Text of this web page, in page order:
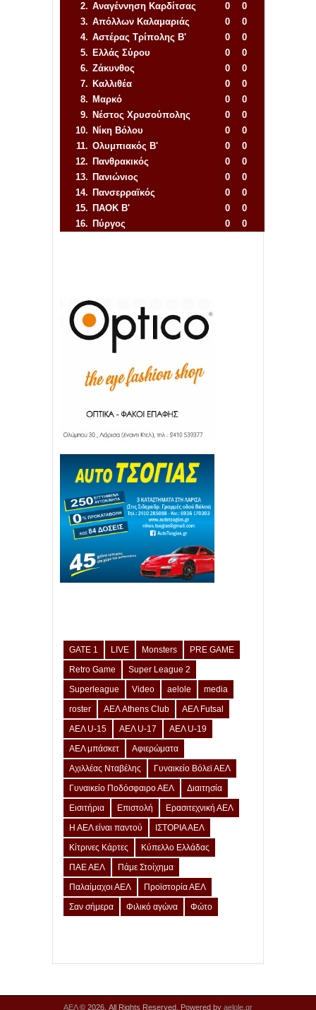
2. Αναγέννηση Καρδίτσας 0
0
3. Απόλλων Καλαμαριάς 0
0
4. Αστέρας Τρίπολης Β' 0
0
5. Ελλάς Σύρου 0
0
6. Ζάκυνθος 0
0
7. Καλλιθέα 0
0
8. Μαρκό 0
0
9. Νέστος Χρυσούπολης 0
0
10. Νίκη Βόλου 0
0
11. Ολυμπιακός Β' 0
0
12. Πανθρακικός 0
0
13. Πανιώνιος 0
0
14. Πανσερραϊκός 0
0
15. ΠΑΟΚ Β' 0
0
16. Πύργος 0
0
GATE 1 LIVE Monsters
PRE GAME
Retro Game
Super League 2
Superleague
Video aelole
media
roster
ΑΕΛ Athens Club
ΑΕΛ Futsal
ΑΕΛ U-15
ΑΕΛ U-17
ΑΕΛ U-19
ΑΕΛ μπάσκετ
Αφιερώματα
Αχιλλέας Νταβέλης
Γυναικείο Βόλεϊ ΑΕΛ
Γυναικείο Ποδόσφαιρο ΑΕΛ
Διαιτησία
Εισιτήρια
Επιστολή
Ερασιτεχνική ΑΕΛ
Η ΑΕΛ είναι παντού
ΙΣΤΟΡΙΑ ΑΕΛ
Κίτρινες Κάρτες
Κύπελλο Ελλάδας
ΠΑΕ ΑΕΛ
Πάμε Στοίχημα
Παλαίμαχοι ΑΕΛ
Προϊστορία ΑΕΛ
Σαν σήμερα
Φιλικό αγώνα Φώτο
ΑΕΛ© 2026. All Rights Reserved. Powered by aelole.gr